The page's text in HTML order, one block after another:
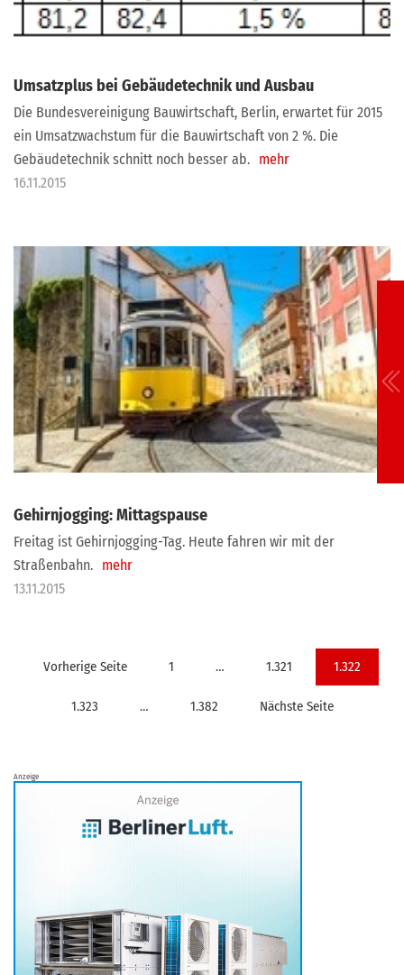
Umsatzplus bei Gebäudetechnik und Ausbau
Die Bundesvereinigung Bauwirtschaft, Berlin, erwartet für 2015
ein Umsatzwachstum für die Bauwirtschaft von 2 %. Die
Gebäudetechnik schnitt noch besser ab. mehr
16.11.2015
Gehirnjogging: Mittagspause
Freitag ist Gehirnjogging-Tag. Heute fahren wir mit der
Straßenbahn. mehr
13.11.2015
Seitennummerierung
Beiträge
Vorherige Seite 1 … 1.321 1.322
1.323 … 1.382 Nächste Seite
Anzeige